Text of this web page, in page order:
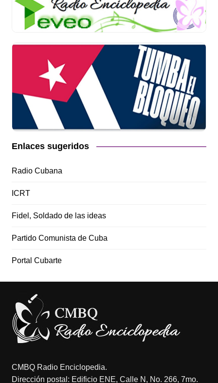
Enlaces sugeridos
Radio Cubana
ICRT
Fidel, Soldado de las ideas
Partido Comunista de Cuba
Portal Cubarte
CMBQ Radio Enciclopedia.
Dirección postal: Edificio ENE, Calle N, No. 266, 7mo.